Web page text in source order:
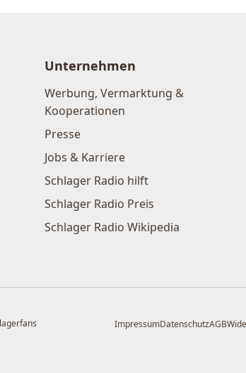
Unternehmen
Werbung, Vermarktung &
Kooperationen
Presse
Jobs & Karriere
Schlager Radio hilft
Schlager Radio Preis
Schlager Radio Wikipedia
ImpressumDatenschutzAGB